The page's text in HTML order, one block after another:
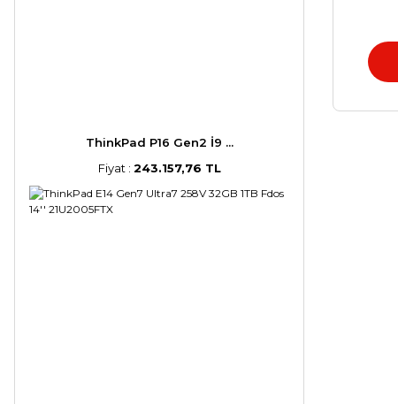
ThinkPad P16 Gen2 İ9 ...
Fiyat : 243.157,76 TL